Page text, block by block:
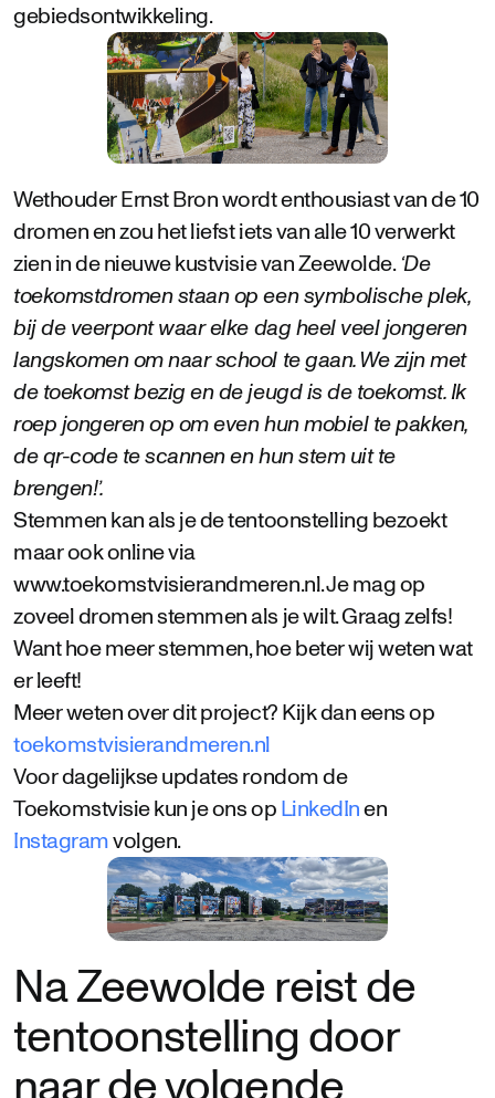
gebiedsontwikkeling.
Wethouder Ernst Bron wordt enthousiast van de 10
dromen en zou het liefst iets van alle 10 verwerkt
zien in de nieuwe kustvisie van Zeewolde.‘De
toekomstdromen staan op een symbolische plek,
bij de veerpont waar elke dag heel veel jongeren
langskomen om naar school te gaan. We zijn met
de toekomst bezig en de jeugd is de toekomst. Ik
roep jongeren op om even hun mobiel te pakken,
de qr-code te scannen en hun stem uit te
brengen!’.
Stemmen kan als je de tentoonstelling bezoekt
maar ook online via
www.toekomstvisierandmeren.nl. Je mag op
zoveel dromen stemmen als je wilt. Graag zelfs!
Want hoe meer stemmen, hoe beter wij weten wat
er leeft!
Meer weten over dit project? Kijk dan eens op
toekomstvisierandmeren.nl
Voor dagelijkse updates rondom de
Toekomstvisie kun je ons op LinkedInen
Instagramvolgen.
Na Zeewolde reist de
tentoonstelling door
naar de volgende